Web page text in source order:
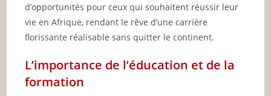
d’opportunités pour ceux qui souhaitent réussir leur
vie en Afrique, rendant le rêve d’une carrière
florissante réalisable sans quitter le continent.
L’importance de l’éducation et de la
formation